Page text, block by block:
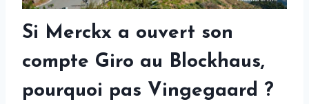
Si Merckx a ouvert son
compte Giro au Blockhaus,
pourquoi pas Vingegaard ?